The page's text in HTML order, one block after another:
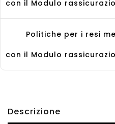
con il Modulo
Politiche per i resi
con il Modulo
Descrizione